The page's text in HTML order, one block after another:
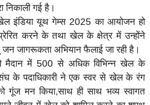
निकाली गई है।
खेल इंडिया यूथ गेम्स 2025 का आयोजन हो
करने के तथा खेल के क्षेत्र में उन्होंने
जन जागरूकता अभियान फैलाई जा रही है।
मैदान में 500 से अधिक विभिन्न खेल के
के पदाधिकारी ने एक स्वर से खेल के रंग
गूंज मन किया,साथ ही साथ भव्य स्वागत